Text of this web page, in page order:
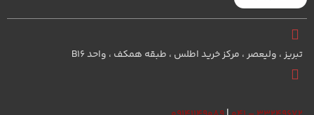
تبریز ، ولیعصر ، مرکز خرید اطلس ، طبقه همکف ، واحد B16